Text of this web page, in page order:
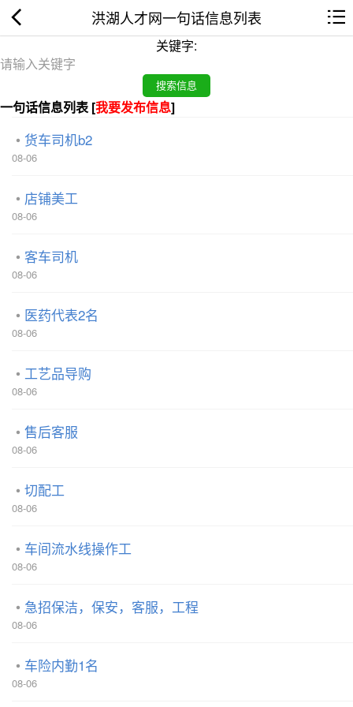
洪湖人才网一句话信息列表
关键字:
一句话信息列表 [我要发布信息]
货车司机b2
08-06
店铺美工
08-06
客车司机
08-06
医药代表2名
08-06
工艺品导购
08-06
售后客服
08-06
切配工
08-06
车间流水线操作工
08-06
急招保洁，保安，客服，工程
08-06
车险内勤1名
08-06